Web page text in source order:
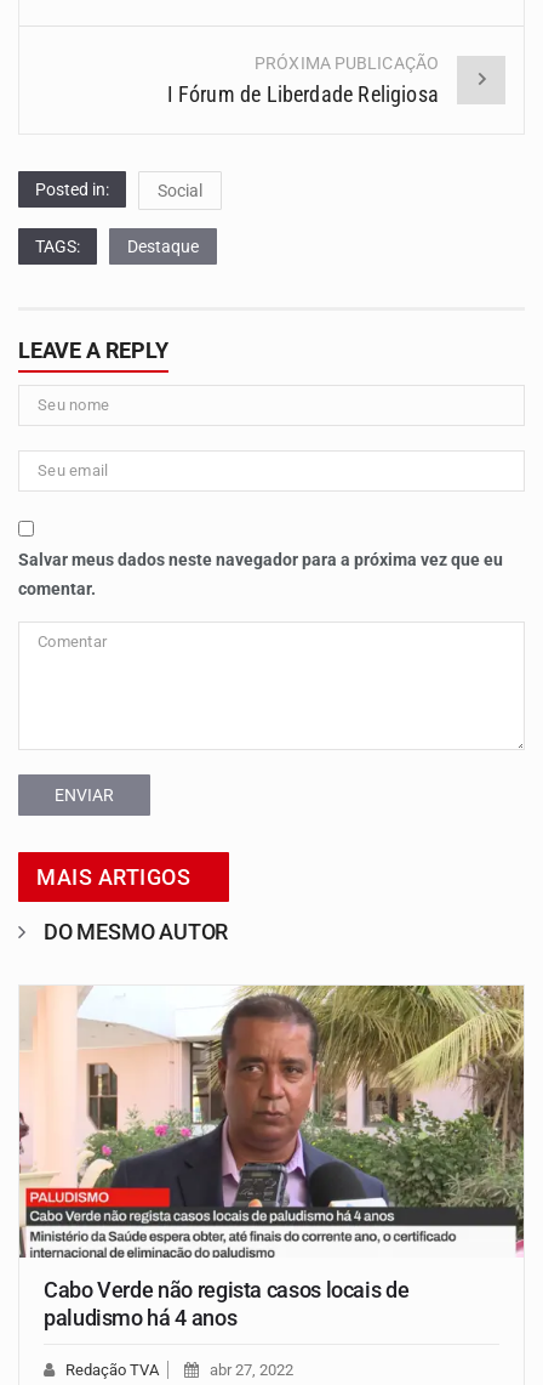
PRÓXIMA PUBLICAÇÃO
I Fórum de Liberdade Religiosa
Posted in: Social
TAGS: Destaque
LEAVE A REPLY
Salvar meus dados neste navegador para a próxima vez que eu
comentar.
ENVIAR
MAIS ARTIGOS
DO MESMO AUTOR
Cabo Verde não regista casos locais de
paludismo há 4 anos
Redação TVA abr 27, 2022